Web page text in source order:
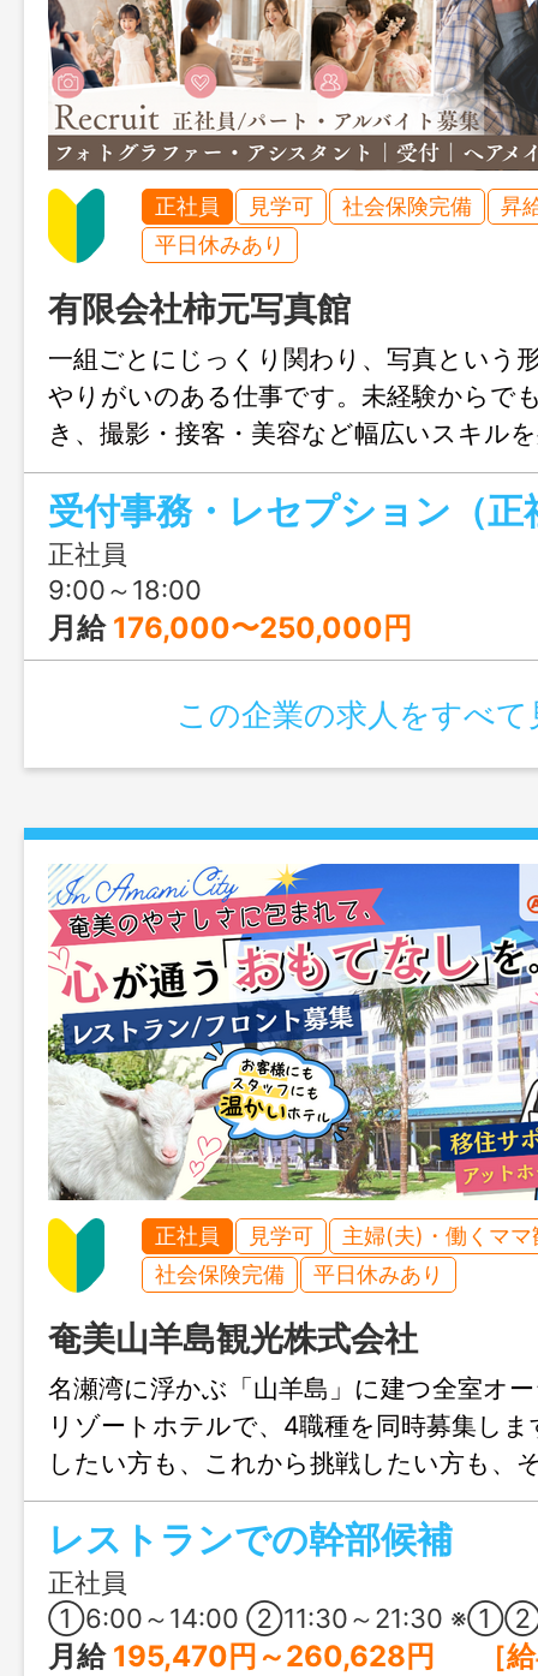
正社員 見学可 社会保険完備
昇
平日休みあり
有限会社柿元写真館
一組ごとにじっくり関わり、写真という
やりがいのある仕事です。未経験からで
き、撮影・接客・美容など幅広いスキル
成長できます。20～30代のスタッフが多
士の仲も良いため、風通しの良い環境で
も魅力です。
受付事務・レセプション（正
正社員
9:00～18:00
月給 176,000〜250,000円
この企業の求人をすべて
正社員 見学可
主婦(夫)・働くママ
社会保険完備
平日休みあり
奄美山羊島観光株式会社
名瀬湾に浮かぶ「山羊島」に建つ全室オ
リゾートホテルで、4職種を同時募集し
したい方も、これから挑戦したい方も、
スで成長できるフィールドをご用意しま
は地域で安定経営を続けるマルエーグル
回・昇給・退職金制度などの基本的な待
員割引や社宅のご相談など、奄美での暮
る体制が整っています。
レストランでの幹部候補
正社員
①6:00～14:00 ②11:30～21:30 ※①②の交替制 ※週40時間を超え
月給 195,470円～260,628円 ［給与の内訳］ 基本給：178,500円～238,000円 固定残業代：16,970円～22,628円 ※時間外労働の有無に関わらず、13時間分の時間外手当と